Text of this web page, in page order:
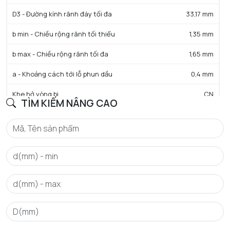
TÌM KIẾM NÂNG CAO
D3 - Đường kính rãnh đáy tối đa 33,17 mm
b min - Chiều rộng rãnh tối thiểu 1,35 mm
b max - Chiều rộng rãnh tối đa 1,65 mm
a - Khoảng cách tới lỗ phun dầu 0,4 mm
Khe hở vòng bi CN
HIỆU SUẤT SẢN PHẨM
C - Tải trọng động cơ bản danh định
C0 - Tải trọng tĩnh cơ bản danh định 3,6 kN
f0 - Hệ số